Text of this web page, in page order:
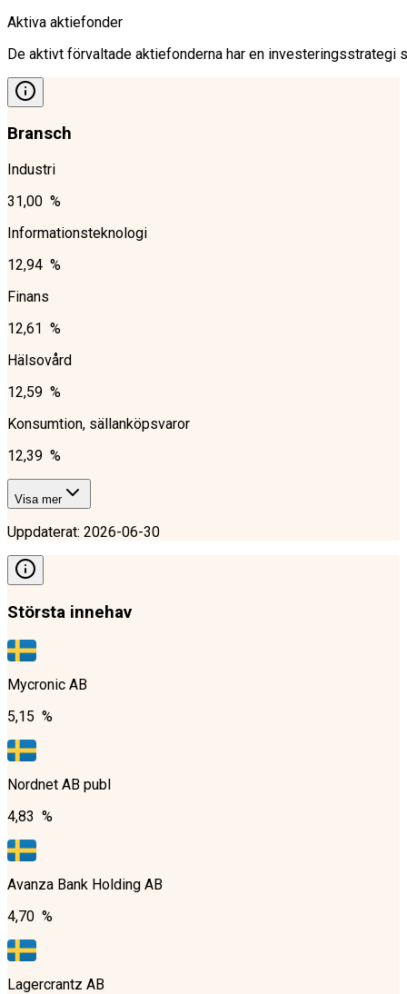
Aktiva aktiefonder
De aktivt förvaltade aktiefonderna har en investeringsstrategi
Bransch
Industri
31,00 %
Informationsteknologi
12,94 %
Finans
12,61 %
Hälsovård
12,59 %
Konsumtion, sällanköpsvaror
12,39 %
Visa mer
Uppdaterat: 2026-06-30
Största innehav
Mycronic AB
5,15 %
Nordnet AB publ
4,83 %
Avanza Bank Holding AB
4,70 %
Lagercrantz AB